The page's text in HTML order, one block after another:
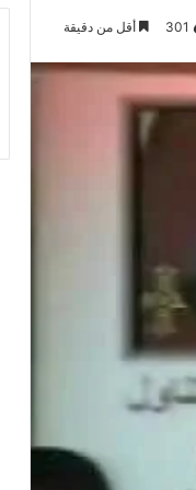
301 أقل من دقيقة